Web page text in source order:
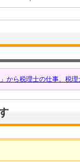
から税理士の仕事、税